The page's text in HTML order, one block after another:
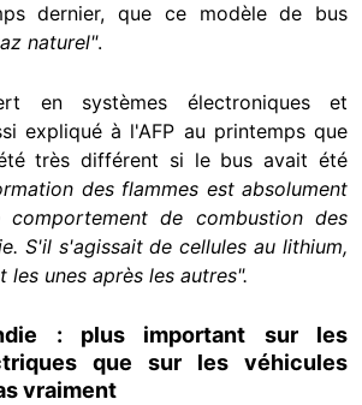
dernier, que ce modèle de bus
naturel".
en systèmes électroniques et
expliqué à l'AFP au printemps que
très différent si le bus avait été
des flammes est absolument
de combustion des
S'il s'agissait de cellules au lithium,
les unes après les autres".
: plus important sur les
que sur les véhicules
vraiment